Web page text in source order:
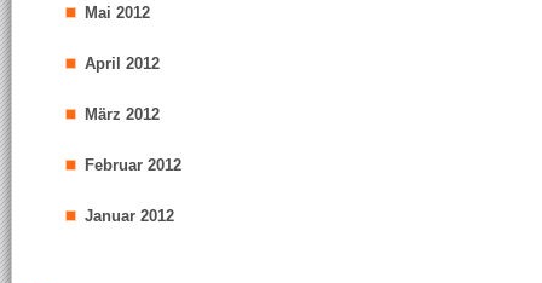
Mai 2012
April 2012
März 2012
Februar 2012
Januar 2012